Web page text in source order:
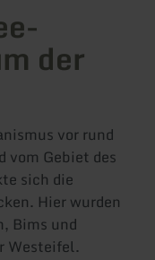
der
vor rund
vom Gebiet des
sich die
Hier wurden
Bims und
Westeifel.